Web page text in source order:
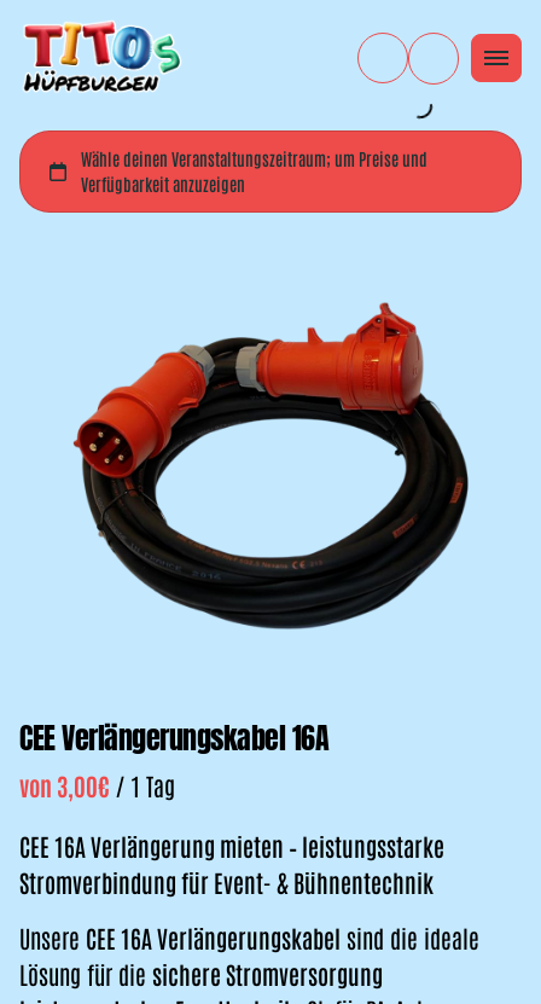
CEE Verlängerungskabel 16A
/
CEE 16A Verlängerung mieten – leistungsstarke
Stromverbindung für Event- & Bühnentechnik
Unsere CEE 16A Verlängerungskabel sind die ideale
Lösung für die sichere Stromversorgung